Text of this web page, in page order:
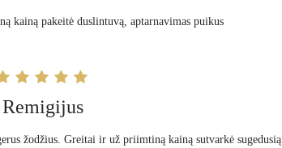
kainą pakeitė duslintuvą, aptarnavimas puikus
Remigijus
žodžius. Greitai ir už priimtiną kainą sutvarkė sugedusią